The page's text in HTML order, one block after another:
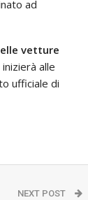
ad
vetture
alle
ufficiale di
NEXT POST